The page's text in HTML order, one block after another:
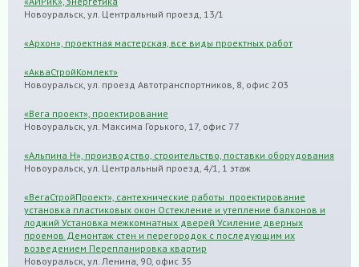
Новоуральск, ул. Центральный проезд, 13/1
«Архон», проектная мастерская, все виды проектных работ
«АкваСтройКомлект»
Новоуральск, ул. проезд Автотранспортников, 8, офис 203
«Вега проект», проектирование
Новоуральск, ул. Максима Горького, 17, офис 77
«Альпина Н», производство, строительство, поставки оборудования
Новоуральск, ул. Центральный проезд, 4/1, 1 этаж
«ВегаСтройПроект», сантехнические работы проектирование
установка пластиковых окон Остекление и утепление балконов и
лоджий Установка межкомнатных дверей Усиление дверных
проемов Демонтаж стен и перегородок с последующим их
возведением Перепланировка квартир
Новоуральск, ул. Ленина, 90, офис 35